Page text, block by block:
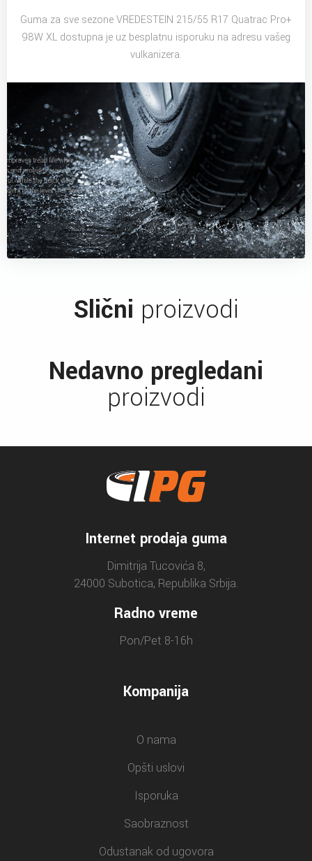
Guma za sve sezone VREDESTEIN 215/55 R17 Quatrac Pro+
98W XL dostupna je uz besplatnu isporuku na adresu vašeg
vulkanizera.
Slični proizvodi
Nedavno pregledani
proizvodi
Internet prodaja guma
Dimitrija Tucovića 8,
24000 Subotica, Republika Srbija.
Radno vreme
Pon/Pet 8-16h
Kompanija
O nama
Opšti uslovi
Isporuka
Saobraznost
Odustanak od ugovora